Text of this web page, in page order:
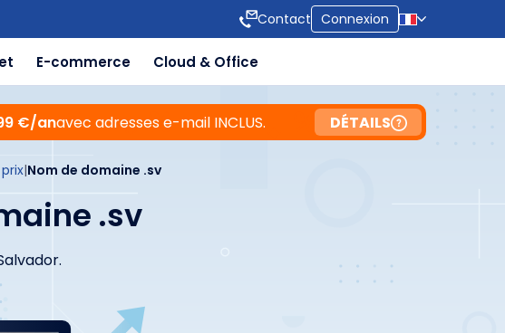
Contact Connexion
E-commerce Cloud & Office
€/anavec adresses e-mail INCLUS. DÉTAILS
|Nom de domaine .sv
.sv